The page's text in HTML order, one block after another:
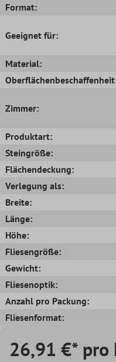
Format:
Geeignet für:
Material:
Zimmer:
Produktart:
Steingröße:
Flächendeckung:
Verlegung als:
Breite:
Länge:
Höhe:
Fliesengröße:
Gewicht:
Fliesenoptik:
Anzahl pro Packung:
Fliesenformat:
26,91 €* pro